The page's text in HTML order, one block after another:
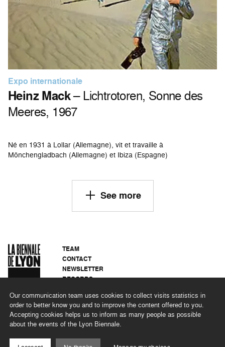
Our communication team uses cookies to collect visits statistics in
order to better know you and to improve the content offered to you.
Accepting cookies helps us to inform as many people as possible
about the events of the Lyon Biennale.
Expo internationale
Heinz Mack– Lichtrotoren, Sonne des
Meeres, 1967
Né en 1931 à Lollar (Allemagne), vit et travaille à
Mönchengladbach (Allemagne) et Ibiza (Espagne)
See more
TEAM
CONTACT
NEWSLETTER
RECORDS
LEGAL NOTICES
CSR PROGRAMME